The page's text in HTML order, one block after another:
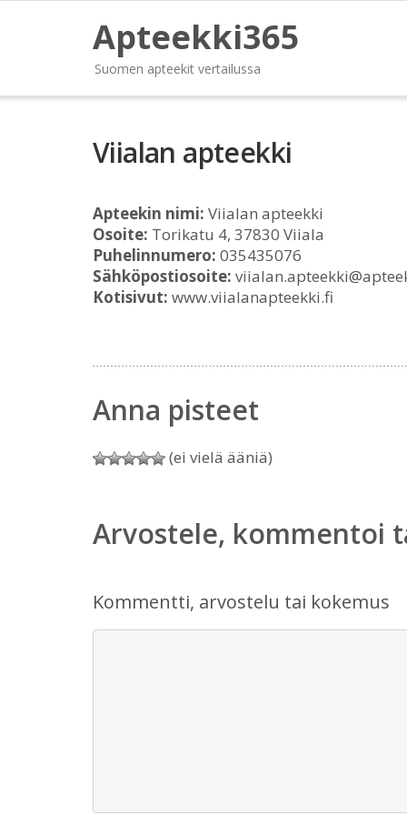
Apteekki365
Suomen apteekit vertailussa
Viialan apteekki
Apteekin nimi: Viialan apteekki
Osoite: Torikatu 4, 37830 Viiala
Puhelinnumero: 035435076
Sähköpostiosoite:
Kotisivut: www.viialanapteekki.fi
Anna pisteet
(ei vielä ääniä)
Arvostele, kommentoi
Kommentti, arvostelu tai kokemus